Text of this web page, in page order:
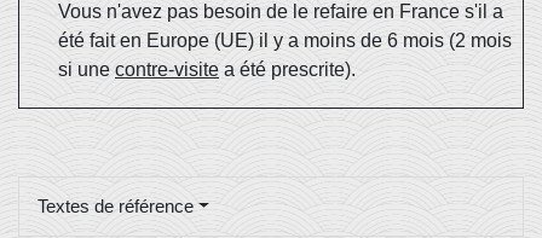
Vous n'avez pas besoin de le refaire en France s'il a
été fait en Europe (UE) il y a moins de 6 mois (2 mois
si une contre-visite a été prescrite).
Textes de référence